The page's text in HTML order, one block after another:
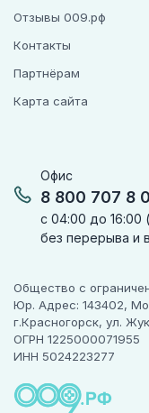
Офис
8 800 707 8
с 04:00 до 16:00
без перерыва и
Отзывы 009.рф
Контакты
Партнёрам
Карта сайта
Общество с
Юр. Адрес: 143402,
г.Красногорск, ул.
ОГРН 1225000071955
ИНН 5024223277